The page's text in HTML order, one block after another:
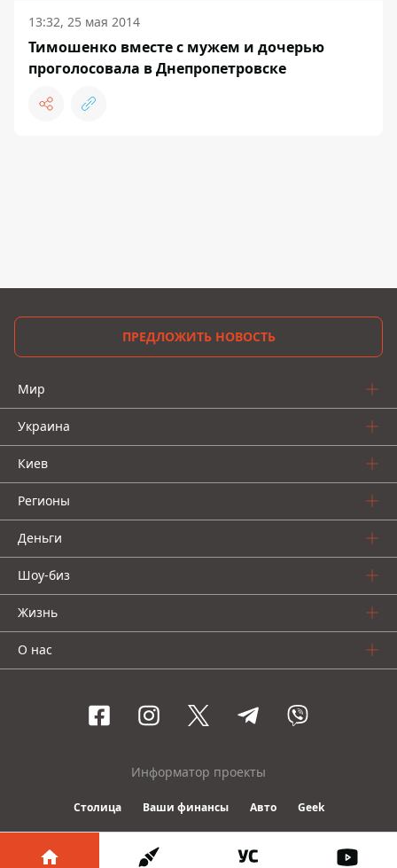
13:32, 25 мая 2014
Тимошенко вместе с мужем и дочерью
проголосовала в Днепропетровске
ПРЕДЛОЖИТЬ НОВОСТЬ
Мир
Украина
Киев
Регионы
Деньги
Шоу-биз
Жизнь
О нас
Информатор проекты
Столица Ваши финансы Авто Geek
© 2016-2026 Informator